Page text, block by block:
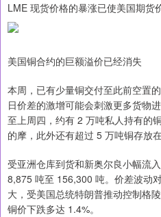
LME 现货价格的暴涨已使美国期货
美国铜合约的巨额溢价已经消失
本周，已有少量铜交付至此前空置
日价差的激增可能会刺激更多货物
至上周四，约有 2 万吨私人持有的
的摩，此外还有超过 5 万吨铜存放
受亚洲仓库到货和新奥尔良小幅流
8,875 吨至 156,300 吨。价差波动
大，受美国总统特朗普推动控制格
铜价下跌多达 1.4%。